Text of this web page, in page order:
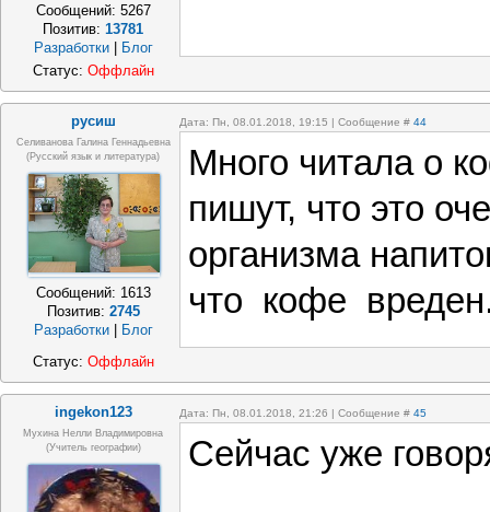
Сообщений: 5267
Позитив:13781
Разработки
Блог
Статус: Оффлайн
русиш Дата: Пн, 08.01.2018, 19:15 | Сообщение # 44
Селиванова Галина Геннадьевна
(русский язык и литература)
Сообщений: 1613
Позитив: 2745
Разработки
Блог
Много читала о
пишут, что это
организма
что кофе
Статус: Оффлайн
ingekon123 Дата: Пн, 08.01.2018, 21:26 | Сообщение # 45
Мухина Нелли Владимировна
(Учитель географии)
Сейчас уже